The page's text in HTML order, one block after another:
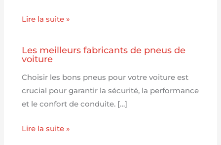
Lire la suite »
Les meilleurs fabricants de pneus de
voiture
Choisir les bons pneus pour votre voiture est
crucial pour garantir la sécurité, la performance
et le confort de conduite. […]
Lire la suite »